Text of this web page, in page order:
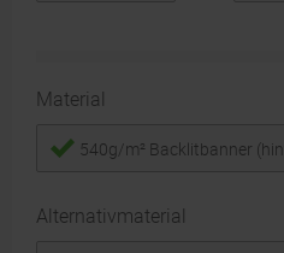
Material
540g/m² Backlitbanner
Alternativmaterial